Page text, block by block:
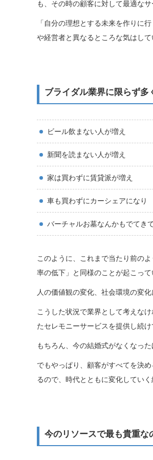
も、その時の顧客に対して最適な
「自分の理想とする未来を作りに
や経営者と異なるところな気はして
ブライダル業界に限らず
ビール飲まない人が増え
新聞を読まない人が増え
家は買わずに賃貸派が増え
車も買わずにカーシェアになり
バーチャルお墓なんかもでてき
このように、これまで当たり前の
率の低下」と同様のことが起こって
人の価値観の変化、社会環境の変
こうした状況で業界として考えな
たセレモニーサービスを提供し続
もちろん、今の結婚式がなくなっ
でもやっぱり、顧客がすべてを決
るので、時代とともに変化してい
今のリソースで最も貴重な